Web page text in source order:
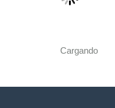
Cargando